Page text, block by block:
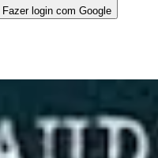
Fazer login com Google